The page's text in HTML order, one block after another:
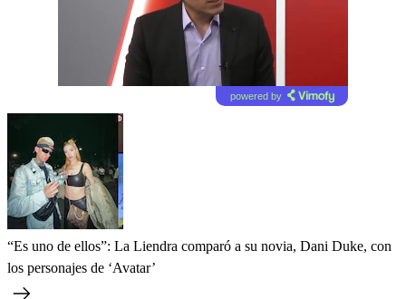
powered by
“Es uno de ellos”: La Liendra comparó a su novia, Dani Duke, con
los personajes de ‘Avatar’